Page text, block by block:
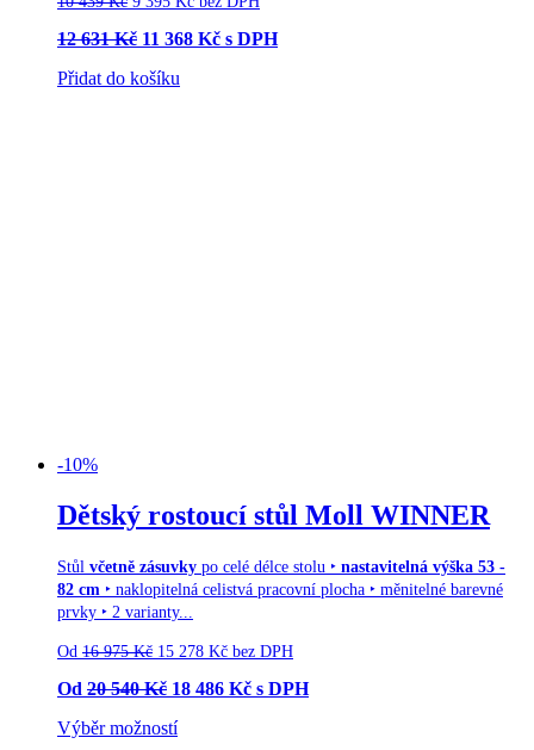
12 631Kč 11 368 Kč s DPH
Přidat do košíku
-10%
Dětský rostoucí stůl Moll WINNER
Stůl včetně zásuvky po celé délce stolu ‣ nastavitelná výška 53 -
82 cm ‣ naklopitelná celistvá pracovní plocha ‣ měnitelné barevné
prvky ‣ 2 varianty...
Od 16 975Kč 15 278 Kč bez DPH
Od 20 540Kč 18 486 Kč s DPH
Výběr možností